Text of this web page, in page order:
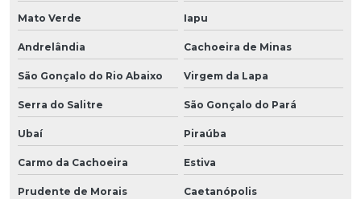
Mato Verde Iapu
Andrelândia Cachoeira de Minas
São Gonçalo do Rio Abaixo Virgem da Lapa
Serra do Salitre São Gonçalo do Pará
Ubaí Piraúba
Carmo da Cachoeira Estiva
Prudente de Morais Caetanópolis